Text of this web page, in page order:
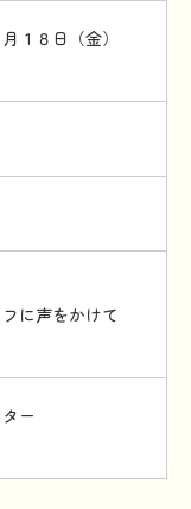
１８日（金）
に声をかけて
ー